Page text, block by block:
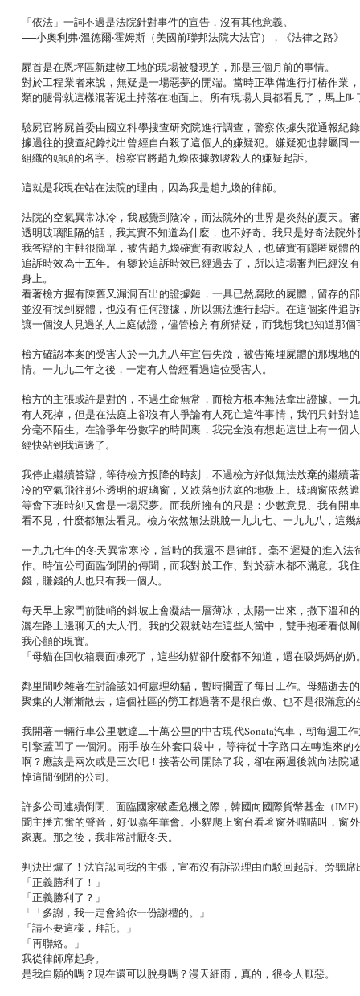
「依法」一詞不過是法院針對事件的宣告，沒有其他意義。
──小奧利弗‧溫德爾‧霍姆斯（美國前聯邦法院大法官），《法律之路》
屍首是在恩坪區新建物工地的現場被發現的，那是三個月前的事情。
對於工程業者來說，無疑是一場惡夢的開端。當時正準備進行打樁作業
類的腿骨就這樣混著泥土掉落在地面上。所有現場人員都看見了，馬上
驗屍官將屍首委由國立科學搜查研究院進行調查，警察依據失蹤通報紀
據過往的搜查紀錄找出曾經自白殺了這個人的嫌疑犯。嫌疑犯也隸屬同
組織的頭頭的名字。檢察官將趙九煥依據教唆殺人的嫌疑起訴。
這就是我現在站在法院的理由，因為我是趙九煥的律師。
法院的空氣異常冰冷，我感覺到陰冷，而法院外的世界是炎熱的夏天。
透明玻璃阻隔的話，我其實不知道為什麼，也不好奇。我只是好奇法院
我答辯的主軸很簡單，被告趙九煥確實有教唆殺人，也確實有隱匿屍體
追訴時效為十五年。有鑒於追訴時效已經過去了，所以這場審判已經沒
身上。
看著檢方握有陳舊又漏洞百出的證據鏈，一具已然腐敗的屍體，留存的
並沒有找到屍體，也沒有任何證據，所以無法進行起訴。在這個案件追
讓一個沒人見過的人上庭做證，儘管檢方有所猜疑，而我想我也知道那
檢方確認本案的受害人於一九九八年宣告失蹤，被告掩埋屍體的那塊地
情。一九九二年之後，一定有人曾經看過這位受害人。
檢方的主張或許是對的，不過生命無常，而檢方根本無法拿出證據。一
有人死掉，但是在法庭上卻沒有人爭論有人死亡這件事情，我們只針對
分毫不陌生。在論爭年份數字的時間裏，我完全沒有想起這世上有一個
經快站到我這邊了。
我停止繼續答辯，等待檢方投降的時刻，不過檢方好似無法放棄的繼
冷的空氣飛往那不透明的玻璃窗，又跌落到法庭的地板上。玻璃窗依然
等會下班時刻又會是一場惡夢。而我所擁有的只是：少數意見、我有
看不見，什麼都無法看見。檢方依然無法跳脫一九九七、一九九八，這
一九九七年的冬天異常寒冷，當時的我還不是律師。毫不遲疑的進入
作。時值公司面臨倒閉的傳聞，而我對於工作、對於薪水都不滿意。我
錢，賺錢的人也只有我一個人。
每天早上家門前陡峭的斜坡上會凝結一層薄冰，太陽一出來，撒下溫和
灑在路上邊聊天的大人們。我的父親就站在這些人當中，雙手抱著看似
我心顫的現實。
「母貓在回收箱裏面凍死了，這些幼貓卻什麼都不知道，還在吸媽媽的奶
鄰里間吵雜著在討論該如何處理幼貓，暫時擱置了每日工作。母貓逝去
聚集的人漸漸散去，這個社區的勞工都過著不是很自傲、也不是很滿意
我開著一輛行車公里數達二十萬公里的中古現代Sonata汽車，朝每週
引擎蓋凹了一個洞。兩手放在外套口袋中，等待從十字路口左轉進來
啊？應該是兩次或是三次吧！接著公司開除了我，卻在兩週後就向法院
悼這間倒閉的公司。
許多公司連續倒閉、面臨國家破產危機之際，韓國向國際貨幣基金（
聞主播亢奮的聲音，好似嘉年華會。小貓爬上窗台看著窗外喵喵叫，窗
家裏。那之後，我非常討厭冬天。
判決出爐了！法官認同我的主張，宣布沒有訴訟理由而駁回起訴。旁聽
「正義勝利了！」
「正義勝利了？」
「「多謝，我一定會給你一份謝禮的。」
「請不要這樣，拜託。」
「再聯絡。」
我從律師席起身。
是我自願的嗎？現在還可以脫身嗎？漫天細雨，真的，很令人厭惡。